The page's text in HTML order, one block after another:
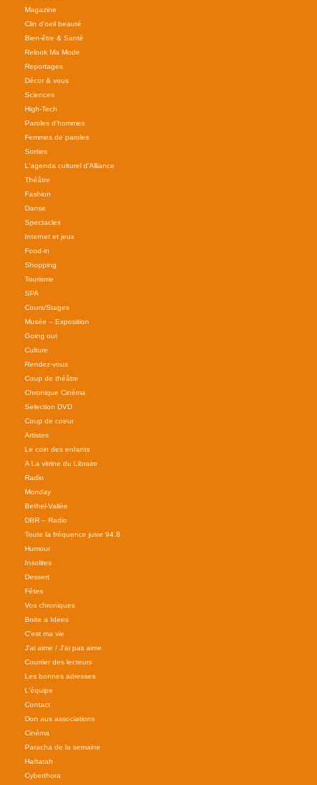
Magazine
Clin d'oeil beauté
Bien-être & Santé
Relook Ma Mode
Reportages
Décor & vous
Sciences
High-Tech
Paroles d'hommes
Femmes de paroles
Sorties
L'agenda culturel d'Alliance
Théâtre
Fashion
Danse
Spectacles
Internet et jeux
Food-in
Shopping
Tourisme
SPA
Cours/Stages
Musée – Exposition
Going out
Culture
Rendez-vous
Coup de théâtre
Chronique Cinéma
Selection DVD
Coup de coeur
Artistes
Le coin des enfants
A La vitrine du Libraire
Radio
Monday
Bethel-Vallée
DBR – Radio
Toute la fréquence juive 94.8
Humour
Insolites
Dessert
Fêtes
Vos chroniques
Boite a Idees
C'est ma vie
J'ai aime / J'ai pas aime
Courrier des lecteurs
Les bonnes adresses
L'équipe
Contact
Don aux associations
Cinéma
Paracha de la semaine
Haftarah
Cyberthora